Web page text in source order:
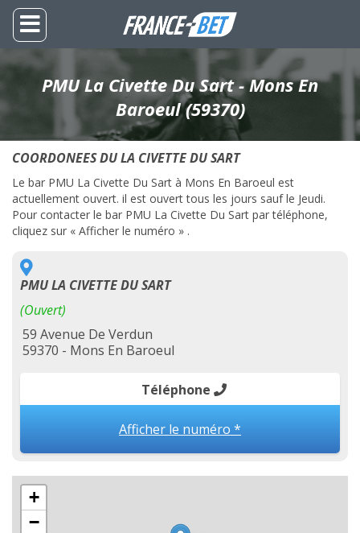
PMU La Civette Du Sart - Mons En
Baroeul (59370)
COORDONEES DU LA CIVETTE DU SART
Le bar PMU La Civette Du Sart à Mons En Baroeul est
actuellement ouvert. il est ouvert tous les jours sauf le Jeudi.
Pour contacter le bar PMU La Civette Du Sart par téléphone,
cliquez sur « Afficher le numéro » .
PMU LA CIVETTE DU SART
(Ouvert)
59 Avenue De Verdun
59370 - Mons En Baroeul
Téléphone
Afficher le numéro *
+
−